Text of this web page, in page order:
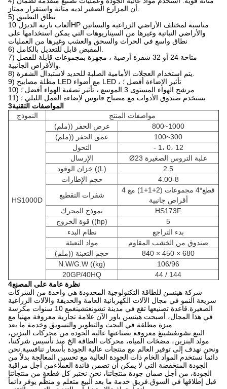
5) نطاق التطبيق
ألعاب نارية الديزل 10HP مناسبة لمختلف الأراضي الزراعية والبساتين
والأراضي النباتية وغيرها من السيناريوهات التي يمكن استخدامها على
نطاق واسع في الحراث والسحق والعشب وغيرها من العمليات
7) متاحة 24 أو 32 شفرة أرضية ، مجهزة بمجموعات قابلة للفصل
9) مظلة مصابيح LED مع أضواء LED ، تأثير الإضاءة أفضل ؛
10) مرشح الهواء المستوى 3 الموسع ، تأثير تصفية الهواء أفضل ؛
11) يستخدم صندوق الأدوات مع مصباح فانوس لإضاءة العمل الليلي ؛
3المواصفات التقنية
النموذج
مواصفات المنتج
HS1000D
عرض الحفر ((ملم)
800~1000
عمق الحفر ((ملم)
100~300
التحول
- 1، 0، 12
الإرسال
Ø23 علبة التروس الصغيرة
خزان الوقود ((L)
2.5
حجم الإطارات
4.00-8
شفرات التقطيع
4 قطع*4 مجموعات (2+1+1) مع
أقراص جانبية
نموذج المحرك
HS173F
قوة الخروج ((hp)
5
نظام البدء
بدء التراجع
مواد التعبئة
صندوق من الخشب المقاوم
حجم التعبئة ((ملم)
840 × 450 × 680
N.W/G.W ((kg)
106/96
20GP/40HQ
44 / 144
4نظرة عامة على المصنع
شركة هينسن للطاقة التكنولوجية المحدودة هي واحدة من الشركات
سريعة النمو في مجال الآلات الكهربائية العامة والحديقة والآلات الزراعية
الصغيرة.قاعدة تصنيعها تقع في مدينة تشونغتشينغمع 10 سنوات مكرسة
في هذا المجال، أصبحت هينسن باور الآن علامة تجارية معروفة مهنيا مع
ميزة مطلقة في البحث والتطوير والتسويق وخدمة ما بعد
البيع.تشونغتشينغ معروفة بصناعتها عالية الجودة من محركات البنزين،
مولد البنزين، مضخات المياه، محركات الطاقة الخ منذ تأسيس شركتنا،
ونحن نهدف إلى توفير العالم مع منتجات عالية الجودة بأسعار تنافسية.نحن
دائماً نستخدم المواد الخام ذات الجودة العالية مع تحسين المعالجة بدلاً من
الجودة المنخفضة التي لا يمكن أن تضمن فائدة العملاءمن أجل مراقبة
الجودة، من أجل ضمان جودة منتجاتنا، نحن نختبر كل قطعة من منتجاتنا
قبل إطلاقها في السوق.فريق خدمة ما بعد البيع متعلم و منظّم يوفر دائماً